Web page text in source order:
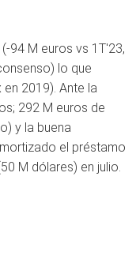
94 M euros vs 1T'23,
lo que
en 2019). Ante la
292 M euros de
y la buena
el préstamo
M dólares) en julio.